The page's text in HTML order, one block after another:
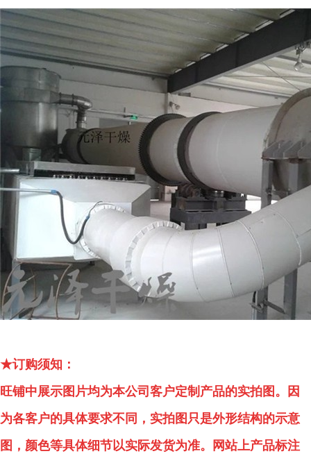
★订购须知：
旺铺中展示图片均为本公司客户定制产品的实拍图。因
为各客户的具体要求不同，实拍图只是外形结构的示意
图，颜色等具体细节以实际发货为准。网站上产品标注